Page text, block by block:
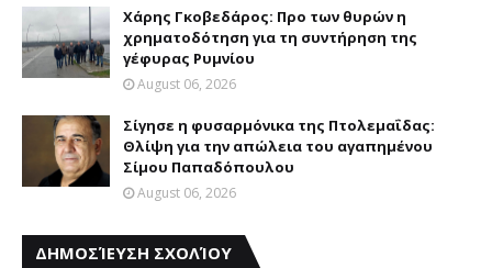
Χάρης Γκοβεδάρος: Προ των θυρών η
χρηματοδότηση για τη συντήρηση της
γέφυρας Ρυμνίου
August 06, 2026
Σίγησε η φυσαρμόνικα της Πτολεμαΐδας:
Θλίψη για την απώλεια του αγαπημένου
Σίμου Παπαδόπουλου
August 06, 2026
ΔΗΜΟΣΊΕΥΣΗ ΣΧΟΛΊΟΥ